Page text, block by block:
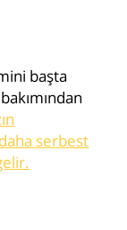
başta
serbest